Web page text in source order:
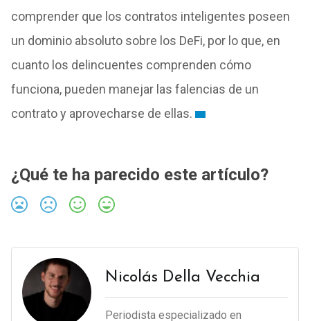
comprender que los contratos inteligentes poseen
un dominio absoluto sobre los DeFi, por lo que, en
cuanto los delincuentes comprenden cómo
funciona, pueden manejar las falencias de un
contrato y aprovecharse de ellas.
¿Qué te ha parecido este artículo?
Nicolás Della Vecchia
Periodista especializado en